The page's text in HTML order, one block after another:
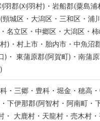
羽郡(刈羽村)・岩船郡(粟島
頸城区・大潟区・三和区・浦
名立区・中郷区・大潟区・
)・村上市・胎内市・中魚沼
)・ 東蒲原郡(阿賀町)・南蒲
・三郷・豊科・堀金・穂高
下伊那郡(阿智村・阿南町・
・ 大鹿村・天龍村・売木村